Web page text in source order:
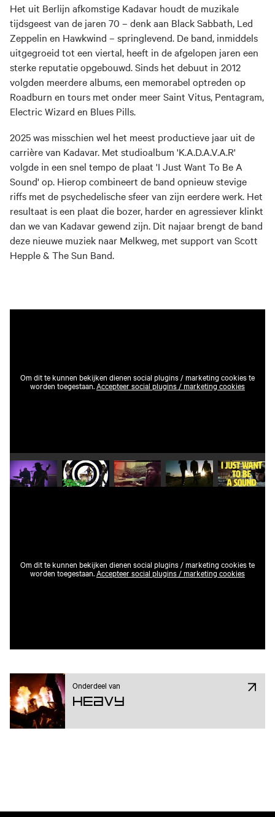
Het uit Berlijn afkomstige Kadavar houdt de muzikale
tijdsgeest van de jaren 70 – denk aan Black Sabbath, Led
Zeppelin en Hawkwind – springlevend. De band, inmiddels
uitgegroeid tot een viertal, heeft in de afgelopen jaren een
sterke reputatie opgebouwd. Sinds het debuut in 2012
volgden meerdere albums, een memorabel optreden op
Roadburn en tours met onder meer Saint Vitus, Pentagram,
Electric Wizard en Blues Pills.
2025 was misschien wel het meest productieve jaar uit de
carrière van Kadavar. Met studioalbum 'K.A.D.A.V.A.R'
volgde in een snel tempo de plaat 'I Just Want To Be A
Sound' op. Hierop combineert de band opnieuw stevige
riffs met de psychedelische sfeer van zijn eerdere werk. Het
resultaat is een plaat die bozer, harder en agressiever klinkt
dan we van Kadavar gewend zijn. Dit najaar brengt de band
deze nieuwe muziek naar Melkweg, met support van Scott
Hepple & The Sun Band.
Om dit te kunnen bekijken dienen social plugins / marketing cookies te
worden toegestaan.Accepteer social plugins / marketing cookies
Speel video 1 afSpeel video 2 afSpeel video 3 afSpeel video 4 afSpeel
Om dit te kunnen bekijken dienen social plugins / marketing cookies te
worden toegestaan.Accepteer social plugins / marketing cookies
Onderdeel van
Heavy